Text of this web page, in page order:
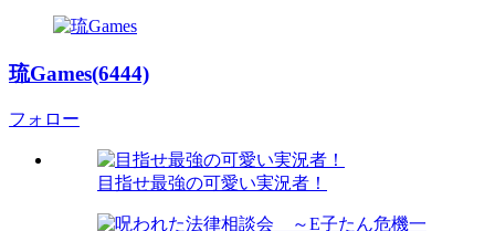
琉Games(6444)
フォロー
目指せ最強の可愛い実況者！